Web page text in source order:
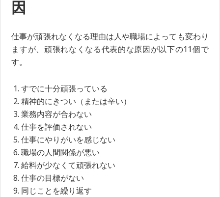
因
仕事が頑張れなくなる理由は人や職場によっても変わり
ますが、頑張れなくなる代表的な原因が以下の11個で
す。
すでに十分頑張っている
精神的にきつい（または辛い）
業務内容が合わない
仕事を評価されない
仕事にやりがいを感じない
職場の人間関係が悪い
給料が少なくて頑張れない
仕事の目標がない
同じことを繰り返す